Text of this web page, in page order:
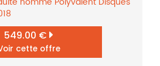
549.00 €
cette offre